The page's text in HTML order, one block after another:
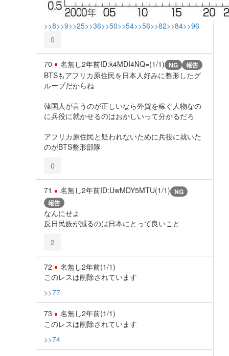
>>8>>9>>25>>36>>50>>54>>56>>82>>84>>96
0
70 名無し2年前ID:k4MDI4NQ=(1/1) NG 報告
BTSもアフリカ原住民を日本人好みに整形したグ
ループだからね
韓国人が言うのが正しいなら外貨を稼ぐ人物なの
に兵役に就かせるのはおかしいって分かるだろ
アフリカ原住民と疑われないために兵役に就いた
のがBTS整形部隊
0
71 名無し2年前ID:UwMDY5MTU(1/1) NG
報告
なんにせよ
反日民族が減るのは日本にとって良いこと
2
72 名無し2年前(1/1)
このレスは削除されています
>>77
73 名無し2年前(1/1)
このレスは削除されています
>>74